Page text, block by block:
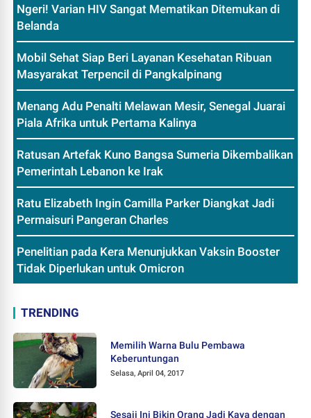
Ngeri! Varian HIV Sangat Mematikan Ditemukan di
Belanda
Mobil Sehat Siap Beri Layanan Kesehatan Ribuan
Masyarakat Terpencil di Pangkalpinang
Menang Adu Penalti Melawan Mesir, Senegal Juarai
Piala Afrika untuk Pertama Kalinya
Ratusan Artefak Kuno Bangsa Sumeria Dikembalikan
Pemerintah Lebanon ke Irak
Ratu Elizabeth Ingin Camilla Parker Diangkat Jadi
Permaisuri Pangeran Charles
Penelitian pada Kera Menunjukkan Vaksin Booster
Tidak Diperlukan untuk Omicron
TRENDING
Memilih Warna Bulu Pembawa
Keberuntungan
Selasa, April 04, 2017
Sesaji Ini Bikin Orang Jadi Kaya dengan